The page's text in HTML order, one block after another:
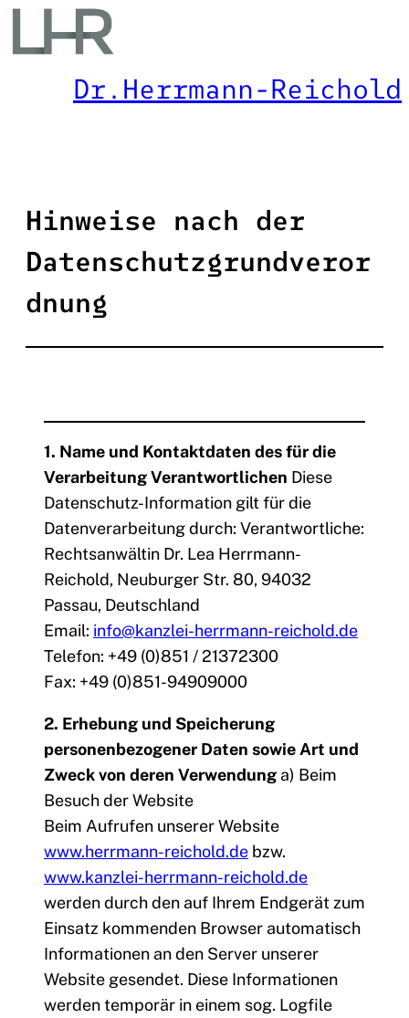
Inhalt
Dr.Herrmann-Reichold
Hinweise nach der
Datenschutzgrundveror
dnung
1. Name und Kontaktdaten des für die
Verarbeitung Verantwortlichen Diese
Datenschutz-Information gilt für die
Datenverarbeitung durch: Verantwortliche:
Rechtsanwältin Dr. Lea Herrmann-
Reichold, Neuburger Str. 80, 94032
Passau, Deutschland
Email: info@kanzlei-herrmann-reichold.de
Telefon: +49 (0)851 / 21372300
Fax: +49 (0)851-94909000
2. Erhebung und Speicherung
personenbezogener Daten sowie Art und
Zweck von deren Verwendung a) Beim
Besuch der Website
Beim Aufrufen unserer Website
www.herrmann-reichold.de bzw.
www.kanzlei-herrmann-reichold.de
werden durch den auf Ihrem Endgerät zum
Einsatz kommenden Browser automatisch
Informationen an den Server unserer
Website gesendet. Diese Informationen
werden temporär in einem sog. Logfile